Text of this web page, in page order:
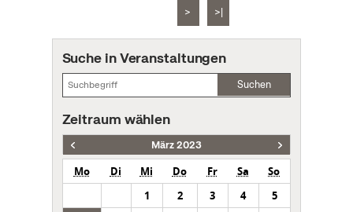
> >|
Suche in Veranstaltungen
Suchen
Zeitraum wählen
März 2023
Mo Di Mi Do Fr Sa
So
1
2 3 4
5